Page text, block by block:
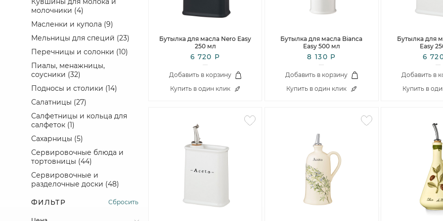
доски
Хлебницы и бисквитницы
Ящики для хранения
ФОРМЫ И ИНСТРУМЕНТ ДЛЯ
ВЫПЕЧКИ
Кондитерский инструмент
Наборы форм для выпекания
Противни
Разъемные формы для
выпекания
Формы для выпекания
Формы для хлеба и пиццы
Пиалы, менажницы, соусники
Подносы и столики
Салатницы
Салфетницы и кольца для
салфеток
Сервировочные блюда и
тортовницы
Сервировочные и разделочные
доски
Столовые и десертные ножи
ЧАЙ И КОФЕ
Заварочные чайники и френч
Кофейные пары
Кофемолки
Кувшины для молока и
молочники
Ложки и ситечки для
заваривания
пакетиков
Сахарницы
Термокружки и термосы
Чайные и кофейные наборы
Чашки и чайные пары
молочники (4)
Масленки и купола (9)
Мельницы для специй (23)
Перечницы и солонки (10)
Пиалы, менажницы,
соусники (32)
Подносы и столики (14)
Салатницы (27)
Салфетницы и кольца для
салфеток (1)
Сахарницы (5)
Сервировочные блюда и
тортовницы (44)
Сервировочные и
разделочные доски (48)
ФИЛЬТР Сбросить
Бутылка для масла Nero Easy
250 мл
6 720 Р
Добавить в корзину
Купить в один клик
Бутылка для масла Bianca
Easy 500 мл
8 130 Р
Добавить в корзину
Купить в один клик
Бутылка для
Easy
6
Добавить в
Купить в